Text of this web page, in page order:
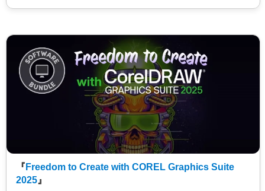
『 Freedom to Create with COREL Graphics Suite
2025 』